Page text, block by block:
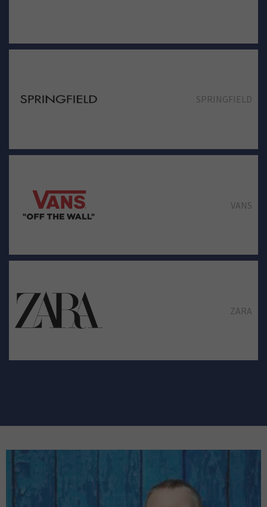
NAZARI LOCAL 29
OYSHO
POLINESIA
PULL & BEAR
SPRINGFIELD
VANS
ZARA